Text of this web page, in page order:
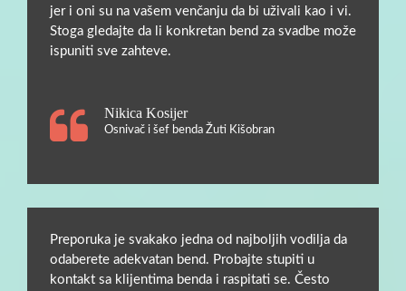
jer i oni su na vašem venčanju da bi uživali kao i vi.
Stoga gledajte da li konkretan bend za svadbe može
ispuniti sve zahteve.
Nikica Kosijer
Osnivač i šef benda Žuti Kišobran
Preporuka je svakako jedna od najboljih vodilja da
odaberete adekvatan bend. Probajte stupiti u
kontakt sa klijentima benda i raspitati se. Često